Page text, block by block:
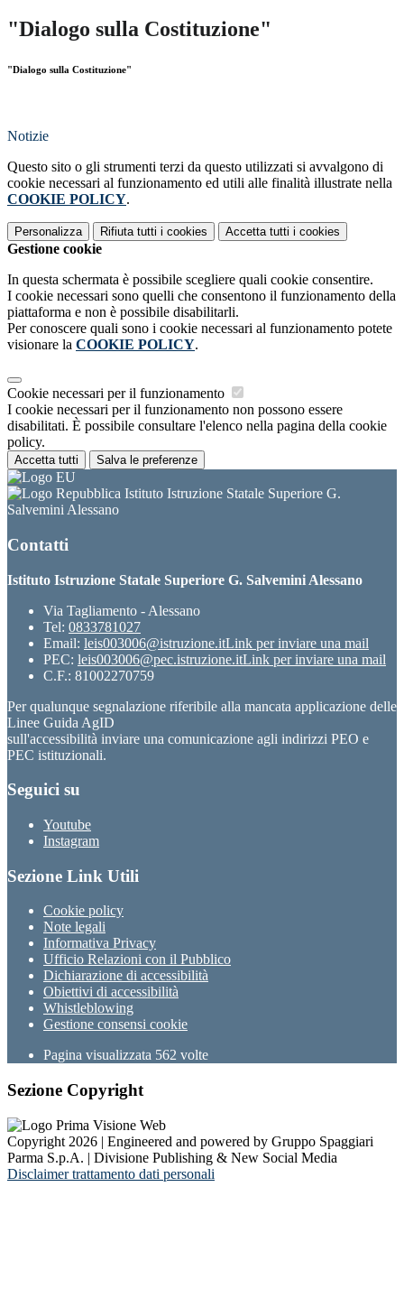
"Dialogo sulla Costituzione"
"Dialogo sulla Costituzione"
Notizie
Questo sito o gli strumenti terzi da questo utilizzati si avvalgono di
cookie necessari al funzionamento ed utili alle finalità illustrate nella
COOKIE POLICY.
Personalizza Rifiuta tutti i cookies Accetta tutti i cookies
Gestione cookie
In questa schermata è possibile scegliere quali cookie consentire.
I cookie necessari sono quelli che consentono il funzionamento della
piattaforma e non è possibile disabilitarli.
Per conoscere quali sono i cookie necessari al funzionamento potete
visionare la COOKIE POLICY.
Cookie necessari per il funzionamento
I cookie necessari per il funzionamento non possono essere
disabilitati. È possibile consultare l'elenco nella pagina della cookie
policy.
Accetta tutti Salva le preferenze
Istituto Istruzione Statale Superiore G.
Salvemini Alessano
Contatti
Istituto Istruzione Statale Superiore G. Salvemini Alessano
Via Tagliamento - Alessano
Tel: 0833781027
Email: leis003006@istruzione.itLink per inviare una mail
PEC: leis003006@pec.istruzione.itLink per inviare una mail
C.F.: 81002270759
Per qualunque segnalazione riferibile alla mancata applicazione delle
Linee Guida AgID
sull'accessibilità inviare una comunicazione agli indirizzi PEO e
PEC istituzionali.
Seguici su
Youtube
Instagram
Sezione Link Utili
Cookie policy
Note legali
Informativa Privacy
Ufficio Relazioni con il Pubblico
Dichiarazione di accessibilità
Obiettivi di accessibilità
Whistleblowing
Gestione consensi cookie
Pagina visualizzata 562 volte
Sezione Copyright
Copyright 2026 | Engineered and powered by Gruppo Spaggiari
Parma S.p.A. | Divisione Publishing & New Social Media
Disclaimer trattamento dati personali